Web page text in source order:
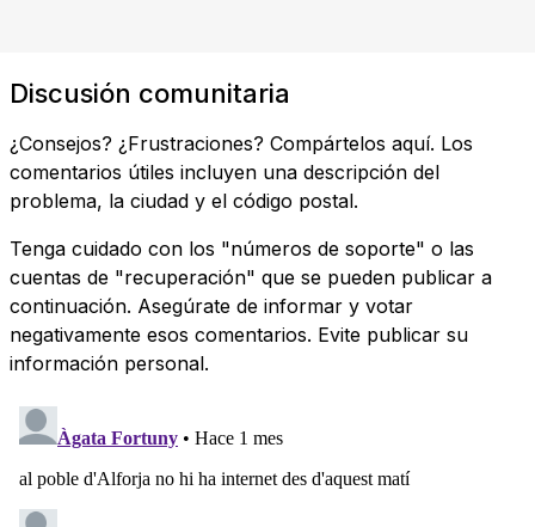
Discusión comunitaria
¿Consejos? ¿Frustraciones? Compártelos aquí. Los
comentarios útiles incluyen una descripción del
problema, la ciudad y el código postal.
Tenga cuidado con los "números de soporte" o las
cuentas de "recuperación" que se pueden publicar a
continuación. Asegúrate de informar y votar
negativamente esos comentarios. Evite publicar su
información personal.